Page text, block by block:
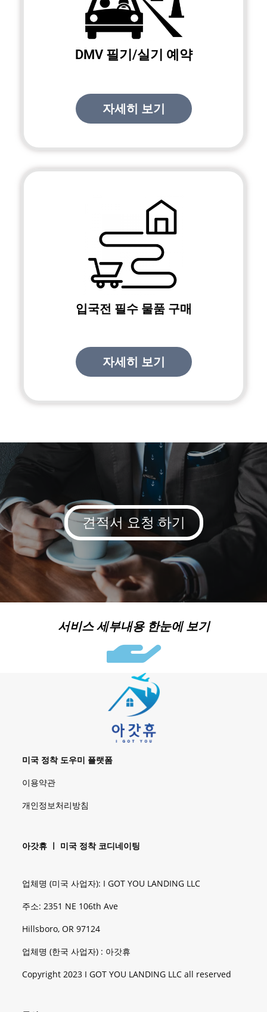
DMV 필기/실기 예약
자세히 보기
입국전 필수 물품 구매
자세히 보기
견적서 요청 하기
서비스 세부내용 한눈에 보기
미국 정착 도우미 플랫폼
이용약관
개인정보처리방침
아갓휴 ㅣ 미국 정착 코디네이팅
업체명 (미국 사업자): I GOT YOU LANDING LLC
주소: 2351 NE 106th Ave
Hillsboro, OR 97124
업체명 (한국 사업자) : 아갓휴
Copyright 2023 I GOT YOU LANDING LLC all reserved